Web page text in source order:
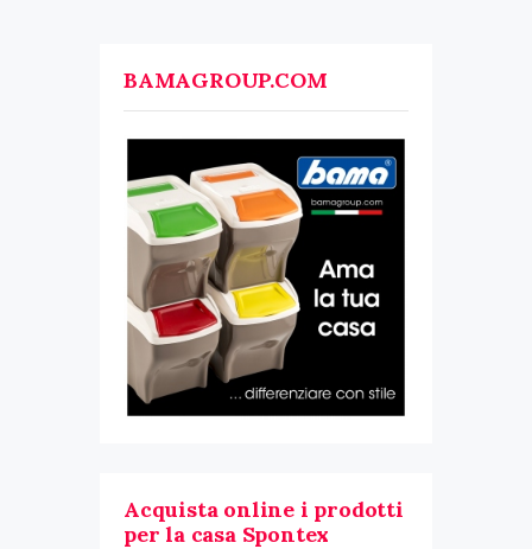
BAMAGROUP.COM
Acquista online i prodotti
per la casa Spontex